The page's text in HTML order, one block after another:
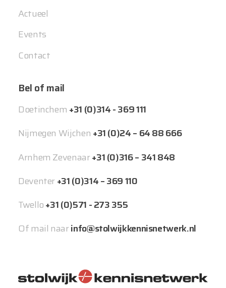
Actueel
Events
Contact
Bel of mail
Doetinchem +31 (0)314 - 369 111
Nijmegen Wijchen +31 (0)24 – 64 88 666
Arnhem Zevenaar+31 (0)316 – 341 848
Deventer+31 (0)314 – 369 110
Twello+31 (0)571 - 273 355
Of mail naarinfo@stolwijkkennisnetwerk.nl